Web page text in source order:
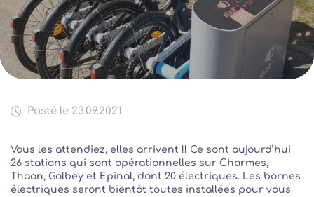
Posté le 23.09.2021
Vous les attendiez, elles arrivent !! Ce sont aujourd’hui
26 stations qui sont opérationnelles sur Charmes,
Thaon, Golbey et Epinal, dont 20 électriques. Les bornes
électriques seront bientôt toutes installées pour vous